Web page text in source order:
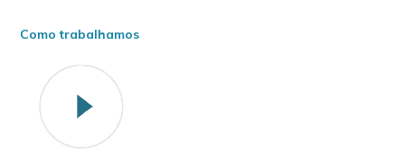
Como trabalhamos